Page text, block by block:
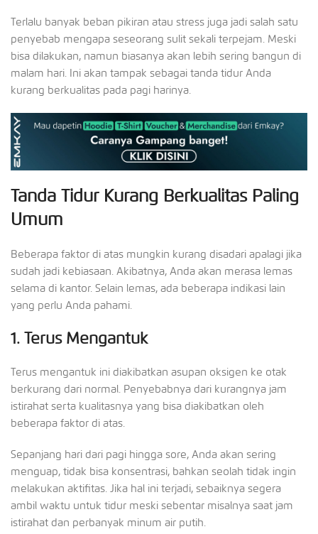
Terlalu banyak beban pikiran atau stress juga jadi salah satu
penyebab mengapa seseorang sulit sekali terpejam. Meski
bisa dilakukan, namun biasanya akan lebih sering bangun di
malam hari. Ini akan tampak sebagai tanda tidur Anda
kurang berkualitas pada pagi harinya.
Tanda Tidur Kurang Berkualitas Paling
Umum
Beberapa faktor di atas mungkin kurang disadari apalagi jika
sudah jadi kebiasaan. Akibatnya, Anda akan merasa lemas
selama di kantor. Selain lemas, ada beberapa indikasi lain
yang perlu Anda pahami.
1. Terus Mengantuk
Terus mengantuk ini diakibatkan asupan oksigen ke otak
berkurang dari normal. Penyebabnya dari kurangnya jam
istirahat serta kualitasnya yang bisa diakibatkan oleh
beberapa faktor di atas.
Sepanjang hari dari pagi hingga sore, Anda akan sering
menguap, tidak bisa konsentrasi, bahkan seolah tidak ingin
melakukan aktifitas. Jika hal ini terjadi, sebaiknya segera
ambil waktu untuk tidur meski sebentar misalnya saat jam
istirahat dan perbanyak minum air putih.